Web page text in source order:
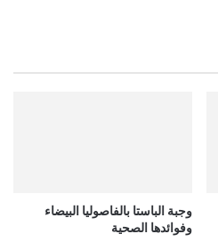
وجبة الباستا بالفاصوليا البيضاء
وفوائدها الصحية